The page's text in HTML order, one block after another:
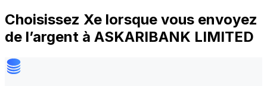
Choisissez Xe lorsque vous envoyez
de l’argent à ASKARIBANK LIMITED